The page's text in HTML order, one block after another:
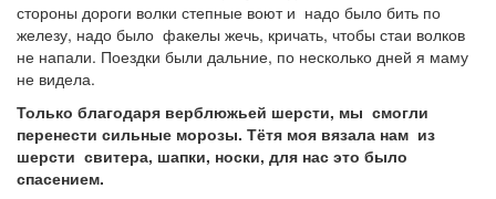
стороны дороги волки степные воют и надо было бить по
железу, надо было факелы жечь, кричать, чтобы стаи волков
не напали. Поездки были дальние, по несколько дней я маму
не видела.
Только благодаря верблюжьей шерсти, мы смогли
перенести сильные морозы. Тётя моя вязала нам из
шерсти свитера, шапки, носки, для нас это было
спасением.